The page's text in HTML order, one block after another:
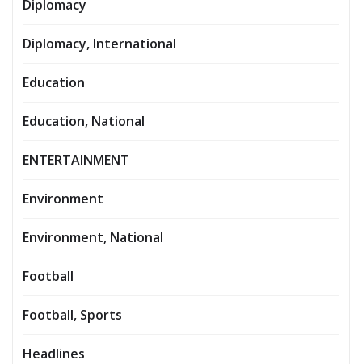
Diplomacy
Diplomacy, International
Education
Education, National
ENTERTAINMENT
Environment
Environment, National
Football
Football, Sports
Headlines